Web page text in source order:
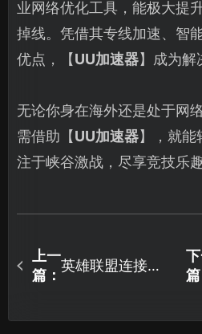
业网络优化工具，能极大提
掉线。凭借其专线加速、智
优点，【UU加速器】成为解
无论你身在海外还是处于网
需借助【UU加速器】，就
注于峡谷激战，尽享竞技乐趣
上一
篇：
英雄联盟连接断
案！
篇